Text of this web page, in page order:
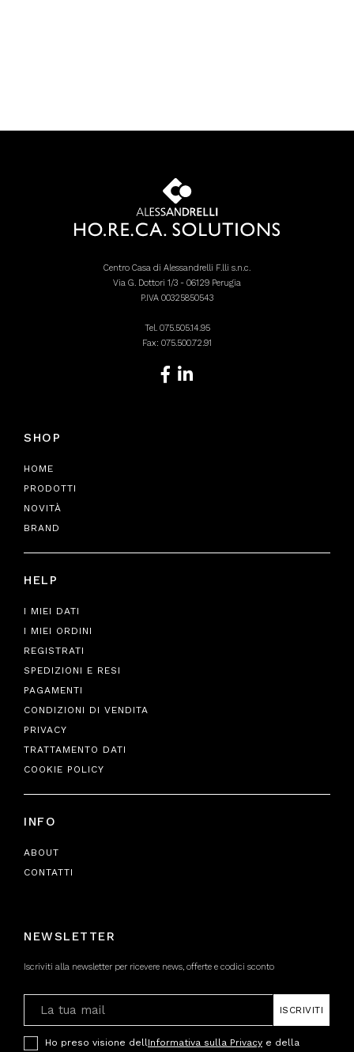
Centro Casa di Alessandrelli F.lli s.n.c.
Via G. Dottori 1/3 - 06129 Perugia
P.IVA 00325850543
Tel. 075.505.14.95
Fax: 075.500.72.91
SHOP
HOME
PRODOTTI
NOVITÀ
BRAND
HELP
I MIEI DATI
I MIEI ORDINI
REGISTRATI
SPEDIZIONI E RESI
PAGAMENTI
CONDIZIONI DI VENDITA
PRIVACY
TRATTAMENTO DATI
COOKIE POLICY
INFO
ABOUT
CONTATTI
NEWSLETTER
Iscriviti alla newsletter per ricevere news, offerte e codici sconto
ISCRIVITI
Ho preso visione dell Informativa sulla Privacy e della